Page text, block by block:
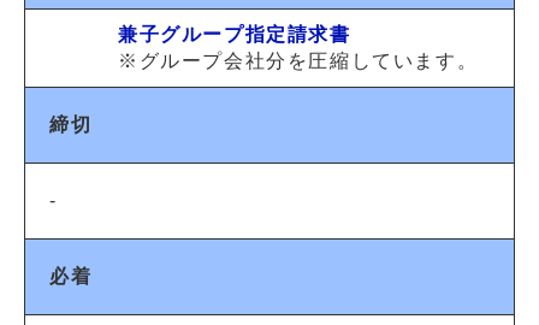
兼子グループ指定請求書
※グループ会社分を圧縮しています。
締切
-
必着